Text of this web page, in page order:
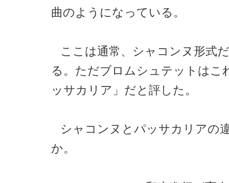
曲のようになっている。
ここは通常、シャコンヌ形式
る。ただブロムシュテットはこ
ッサカリア」だと評した。
シャコンヌとパッサカリアの
か。